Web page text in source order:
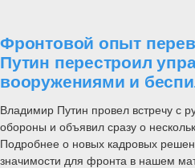
Фронтовой опыт
Путин перестроил
вооружениями и
Владимир Путин провел встречу с
обороны и объявил сразу о
Подробнее о новых кадровых
значимости для фронта в нашем